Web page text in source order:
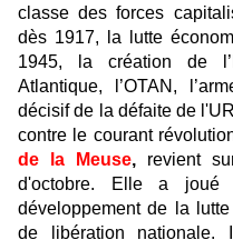
classe des forces
dès 1917, la lutte
1945, la création de
Atlantique, l’OTAN,
décisif de la défaite de
contre le courant
de la Meuse, revient
d'octobre. Elle a
développement de la
de libération nationale.